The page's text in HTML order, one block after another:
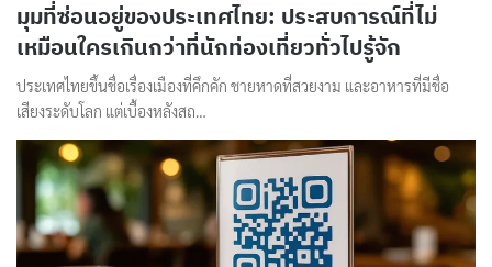
มุมที่ซ่อนอยู่ของประเทศไทย: ประสบการณ์ที่ไม่
เหมือนใครเกินกว่าที่นักท่องเที่ยวทั่วไปรู้จัก
ประเทศไทยขึ้นชื่อเรื่องเมืองที่คึกคัก ชายหาดที่สวยงาม และอาหารที่มีชื่อ
เสียงระดับโลก แต่เบื้องหลังสถ…